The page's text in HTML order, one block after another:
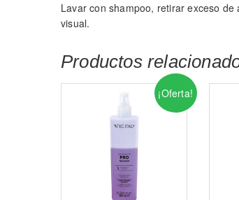
Lavar con shampoo, retirar exceso
visual.
Productos
¡Oferta!